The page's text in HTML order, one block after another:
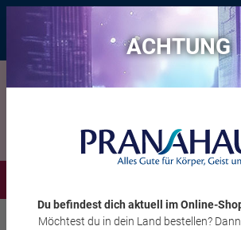
Bis zu 20 € Rabatt* mit dem Vorteils-Code
11.08.2026
Räuchern Highlights Weihrauch
ACHTUNG
Du befindest dich aktuell im Online-
Möchtest du in dein Land bestellen?